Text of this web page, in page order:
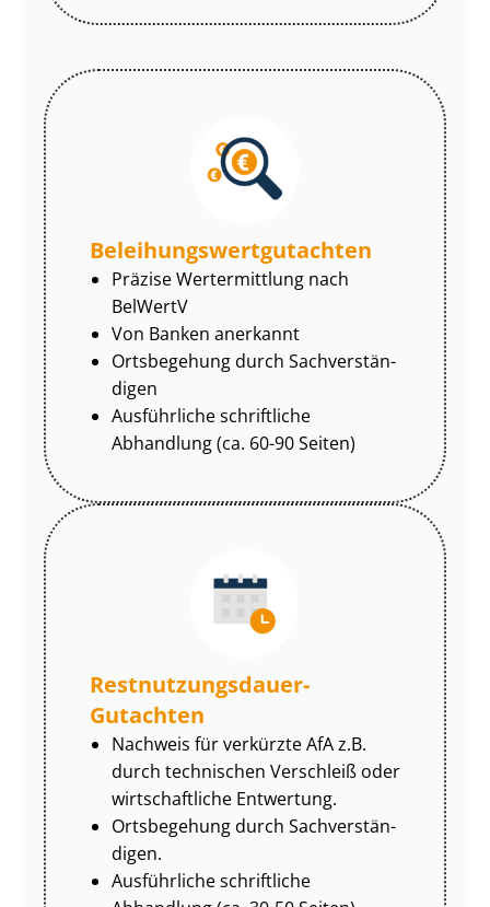
Be­lei­hungs­wert­gut­ach­ten
Präzise Wertermittlung nach
BelWertV
Von Banken anerkannt
Ortsbegehung durch Sach­ver­stän­
di­gen
Ausführliche schriftliche
Abhandlung (ca. 60-90 Seiten)
Rest­nut­zungs­dau­er-
Gutachten
Nachweis für verkürzte AfA z.B.
durch technischen Verschleiß oder
wirtschaftliche Entwertung.
Ortsbegehung durch Sach­ver­stän­
di­gen.
Ausführliche schriftliche